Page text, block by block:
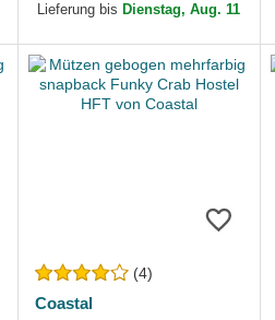
Lieferung bis Dienstag, Aug. 11
(4)
Coastal